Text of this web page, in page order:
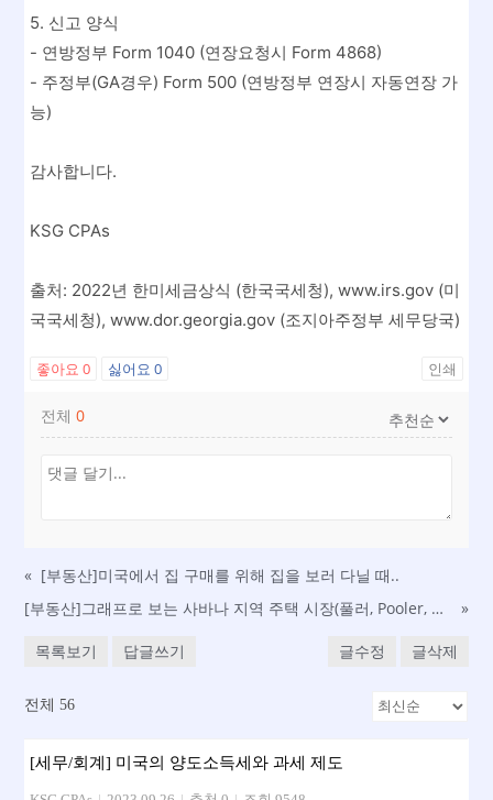
5. 신고 양식
- 연방정부 Form 1040 (연장요청시 Form 4868)
- 주정부(GA경우) Form 500 (연방정부 연장시 자동연장 가
능)
감사합니다.
KSG CPAs
출처: 2022년 한미세금상식 (한국국세청), www.irs.gov (미
국국세청), www.dor.georgia.gov (조지아주정부 세무당국)
좋아요0 싫어요0 인쇄
전체0
« [부동산] 미국에서 집 구매를 위해 집을 보러 다닐 때..
[부동산]그래프로 보는 사바나 지역 주택 시장(풀러, Pooler, GA)
»
목록보기 답글쓰기 글수정 글삭제
전체 56
[세무/회계] 미국의 양도소득세와 과세 제도